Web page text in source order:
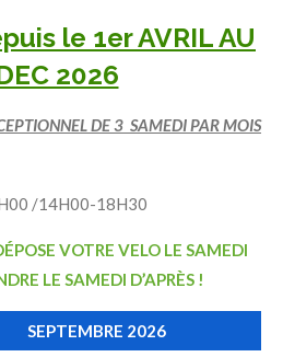
le 1er AVRIL AU
2026
DE 3 SAMEDI PAR MOIS
/14H00-18H30
VOTRE VELO LE SAMEDI
LE SAMEDI D’APRÈS !
SEPTEMBRE 2026